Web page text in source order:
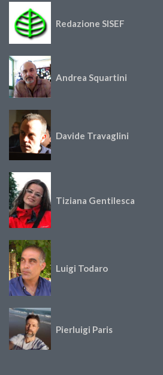
Redazione SISEF
Andrea Squartini
Davide Travaglini
Tiziana Gentilesca
Luigi Todaro
Pierluigi Paris